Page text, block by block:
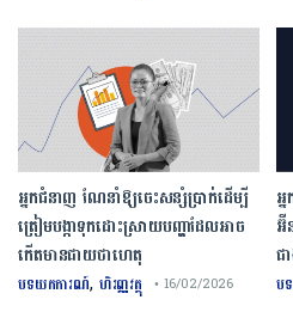
អ្
អ៊ី
ជ
ប
អ្នកជំនាញ ណែនាំឱ្យចេះសន្សំប្រាក់ដើម្បី
ត្រៀមបង្កាទុកដោះស្រាយបញ្ហាដែលអាច
កើតមានជាយថាហេតុ
បទយកការណ៍, ហិរញ្ញវត្ថុ • 16/02/2026